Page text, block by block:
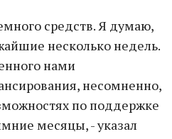
средств. Я думаю,
несколько недель.
нами
несомненно,
по поддержке
месяцы, - указал